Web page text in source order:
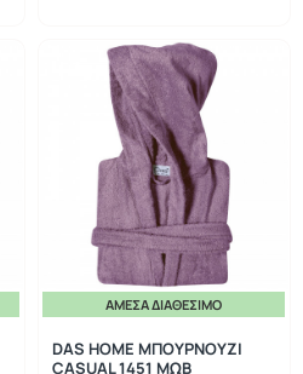
ΆΜΕΣΑ ΔΙΑΘΈΣΙΜΟ
DAS HOME ΜΠΟΥΡΝΟΥΖΙ
CASUAL 1451 ΜΩΒ